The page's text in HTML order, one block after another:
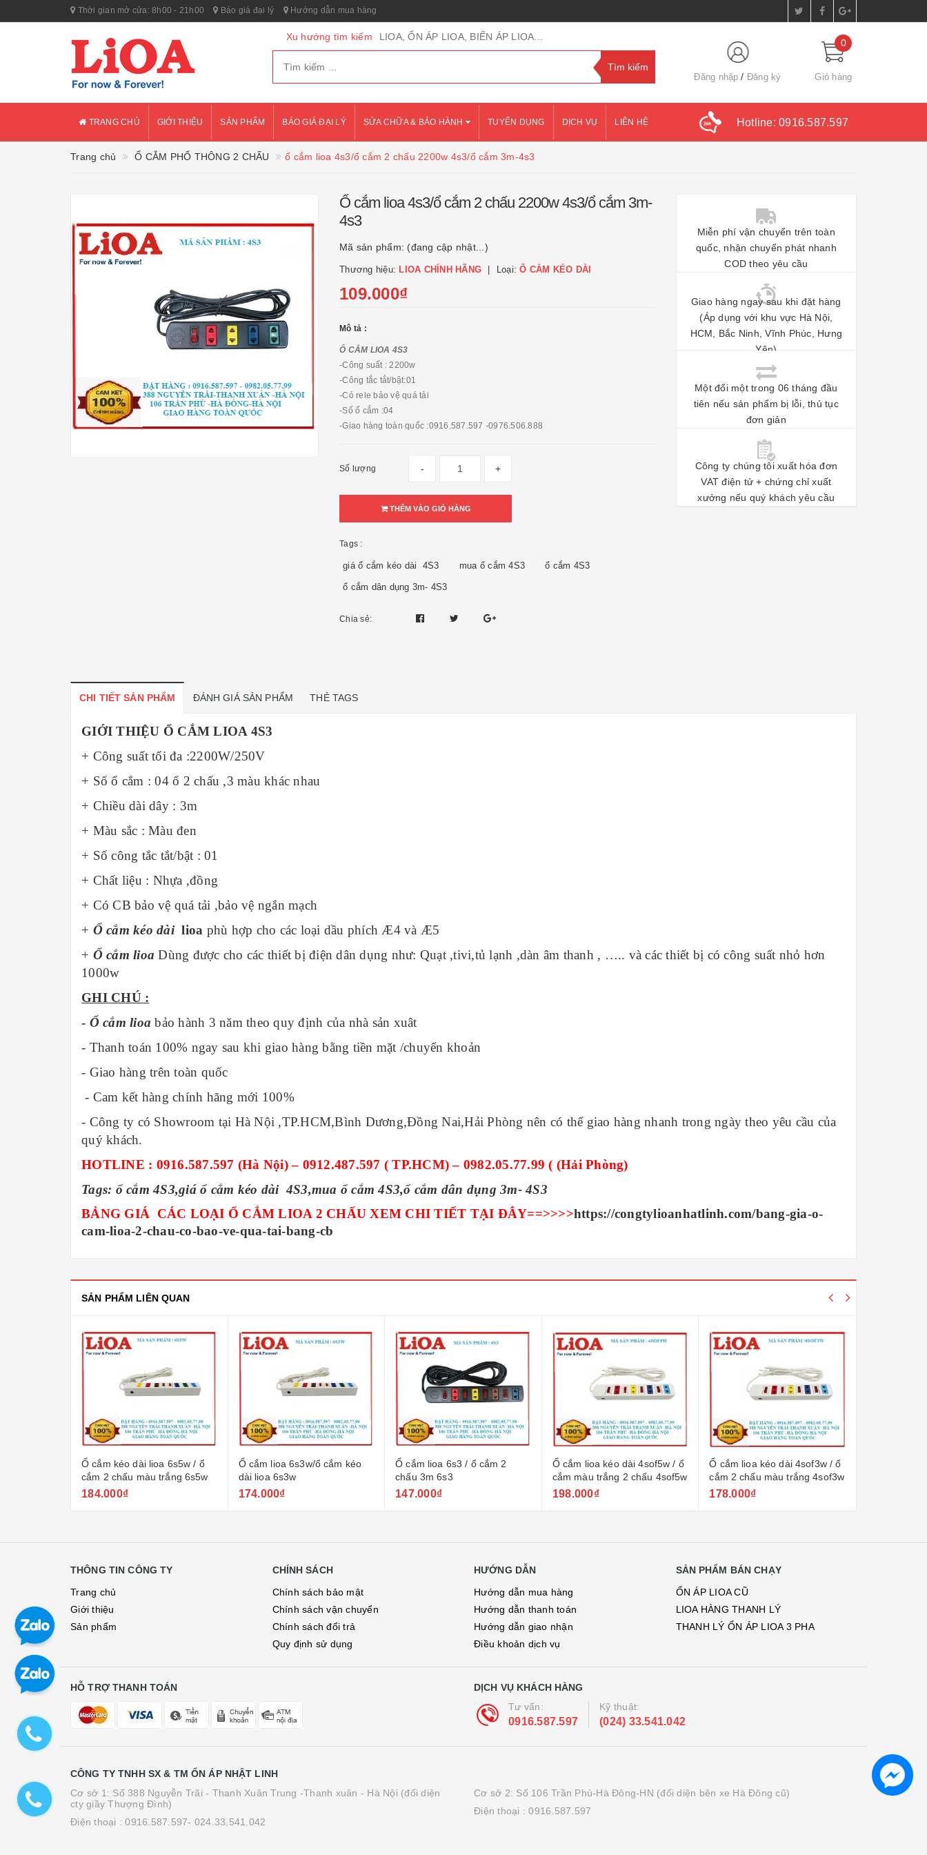
Thời gian mở cửa: 8h00 - 21h00 Báo giá đại lý Hướng dẫn mua hàng
Xu hướng tìm kiếm LIOA, ỔN ÁP LIOA, BIẾN ÁP LIOA...
Đăng nhập Đăng ký
0
Giỏ hàng
TRANG CHỦ GIỚI THIỆU SẢN PHẨM BÁO GIÁ ĐẠI LÝ SỬA CHỮA & BẢO HÀNH TUYỂN DỤNG DỊCH VỤ LIÊN HỆ Hotline: 0916.587.597
Trang chủ Ổ CẮM PHỔ THÔNG 2 CHẤU ổ cắm lioa 4s3/ổ cắm 2 chấu 2200w 4s3/ổ cắm 3m-4s3
Ổ cắm lioa 4s3/ổ cắm 2 chấu 2200w 4s3/ổ cắm 3m-
4s3
Mã sản phẩm: (đang cập nhật...)
Thương hiệu: LIOA CHÍNH HÃNG Loại:Ổ CẮM KÉO DÀI
109.000₫
Mô tả :
Ổ CẮM LIOA 4S3
-Công suất : 2200w
-Công tắc tắt/bật:01
-Có rele bảo vệ quá tải
-Số ổ cắm :04
-Giao hàng toàn quốc :0916.587.597 -0976.506.888
Số lượng - +
THÊM VÀO GIỎ HÀNG
Tags :
giá ổ cắm kéo dài 4S3 mua ổ cắm 4S3 ổ cắm 4S3
ổ cắm dân dụng 3m- 4S3
Chia sẻ:
Miễn phí vận chuyển trên toàn
quốc, nhận chuyển phát nhanh
COD theo yêu cầu
Giao hàng ngay sau khi đặt hàng
(Áp dụng với khu vực Hà Nội,
HCM, Bắc Ninh, Vĩnh Phúc, Hưng
Yên)
Một đổi một trong 06 tháng đầu
tiên nếu sản phẩm bị lỗi, thủ tục
đơn giản
Công ty chúng tôi xuất hóa đơn
VAT điện tử + chứng chỉ xuất
xưởng nếu quý khách yêu cầu
CHI TIẾT SẢN PHẨM ĐÁNH GIÁ SẢN PHẨM THẺ TAGS
GIỚI THIỆU Ổ CẮM LIOA 4S3
+ Công suất tối đa :2200W/250V
+ Số ổ cắm : 04 ổ 2 chấu ,3 màu khác nhau
+ Chiều dài dây : 3m
+ Màu sắc : Màu đen
+ Số công tắc tắt/bật : 01
+ Chất liệu : Nhựa ,đồng
+ Có CB bảo vệ quá tải ,bảo vệ ngắn mạch
+ Ổ cắm kéo dàilioa phù hợp cho các loại dầu phích Æ4 và Æ5
+ Ổ cắm lioaDùng được cho các thiết bị điện dân dụng như: Quạt ,tivi,tủ lạnh ,dàn âm thanh , ….. và các thiết bị có công suất nhỏ hơn
1000w
GHI CHÚ :
- Ổ cắm lioabảo hành 3 năm theo quy định của nhà sản xuât
- Thanh toán 100% ngay sau khi giao hàng bằng tiền mặt /chuyển khoản
- Giao hàng trên toàn quốc
- Cam kết hàng chính hãng mới 100%
- Công ty có Showroom tại Hà Nội ,TP.HCM,Bình Dương,Đồng Nai,Hải Phòng nên có thể giao hàng nhanh trong ngày theo yêu cầu của
quý khách.
HOTLINE : 0916.587.597 (Hà Nội) – 0912.487.597 ( TP.HCM) – 0982.05.77.99 ( (Hải Phòng)
Tags: ổ cắm4S3,giá ổ cắm kéo dài4S3,mua ổ cắm4S3,ổ cắm dân dụng 3m-4S3
BẢNG GIÁ CÁC LOẠI Ổ CẮM LIOA 2 CHẤU XEM CHI TIẾT TẠI ĐÂY==>>>>https://congtylioanhatlinh.com/bang-gia-o-
cam-lioa-2-chau-co-bao-ve-qua-tai-bang-cb
SẢN PHẨM LIÊN QUAN
Ổ cắm kéo dài lioa 6s5w / ổ
cắm 2 chấu màu trắng 6s5w
184.000₫
Ổ cắm lioa 6s3w/ổ cắm kéo
dài lioa 6s3w
174.000₫
Ổ cắm lioa 6s3 / ổ cắm 2
chấu 3m 6s3
147.000₫
Ổ cắm lioa kéo dài 4sof5w / ổ
cắm màu trắng 2 chấu 4sof5w
198.000₫
Ổ cắm lioa kéo dài 4sof3w / ổ
cắm 2 chấu màu trắng 4sof3w
178.000₫
chấu 4sof5/ổ cắm
THÔNG TIN CÔNG TY
Trang chủ
Giới thiệu
Sản phẩm
CHÍNH SÁCH
Chính sách bảo mật
Chính sách vận chuyển
Chính sách đổi trả
Quy định sử dụng
HƯỚNG DẪN
Hướng dẫn mua hàng
Hướng dẫn thanh toán
Hướng dẫn giao nhận
Điều khoản dịch vụ
SẢN PHẨM BÁN CHẠY
ỔN ÁP LIOA CŨ
LIOA HÀNG THANH LÝ
THANH LÝ ỔN ÁP LIOA 3 PHA
HỖ TRỢ THANH TOÁN
DỊCH VỤ KHÁCH HÀNG
Tư vấn:
0916.587.597
Kỹ thuật:
(024) 33.541.042
CÔNG TY TNHH SX & TM ỔN ÁP NHẬT LINH
Cơ sở 1: Số 388 Nguyễn Trãi - Thanh Xuân Trung -Thanh xuân - Hà Nội (đối diện
cty giầy Thượng Đình)
Điện thoại :0916.587.597- 024.33.541.042
Cơ sở 2: Số 106 Trần Phú-Hà Đông-HN (đối diện bên xe Hà Đông cũ)
Điện thoại :0916.587.597